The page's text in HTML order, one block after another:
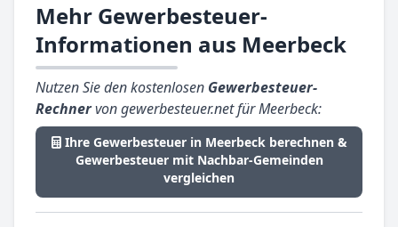
Mehr Gewerbesteuer-
Informationen aus Meerbeck
Nutzen Sie den kostenlosen Gewerbesteuer-
Rechnervon gewerbesteuer.net für Meerbeck:
Ihre Gewerbesteuer in Meerbeck berechnen &
Gewerbesteuer mit Nachbar-Gemeinden
vergleichen